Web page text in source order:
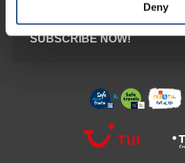
Deny
ZA POSEBNE PONUDE I POPUSTE
SUBSCRIBE NOW!